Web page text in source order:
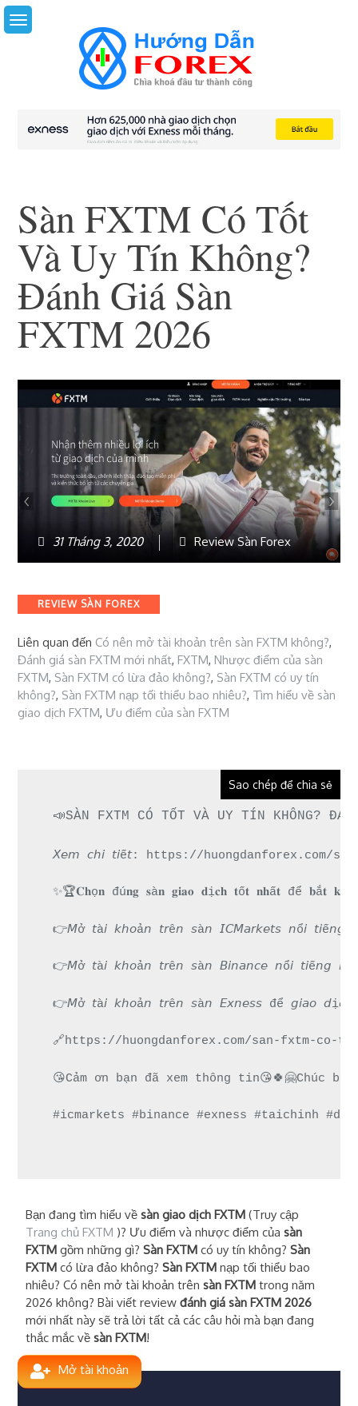
Sàn FXTM Có Tốt
Và Uy Tín Không?
Đánh Giá Sàn
FXTM 2026
31 Tháng 3, 2020 Review Sàn Forex
REVIEW SÀN FOREX
Liên quan đến Có nên mở tài khoản trên sàn FXTM không?,
Đánh giá sàn FXTM mới nhất,FXTM,Nhược điểm của sàn
FXTM, Sàn FXTM có lừa đảo không?, Sàn FXTM có uy tín
không?, Sàn FXTM nạp tối thiểu bao nhiêu?, Tìm hiểu về sàn
giao dịch FXTM, Ưu điểm của sàn FXTM
Sao chép để chia sẻ
📣SÀN FXTM CÓ TỐT VÀ UY TÍN KHÔNG?
𝘟𝘦𝘮 𝘤𝘩𝘪 𝘵𝘪ế𝘵: https://huongdanforex.com/
✨🏆𝐂𝐡ọ𝐧 đú𝐧𝐠 𝐬à𝐧 𝐠𝐢𝐚𝐨 𝐝ị𝐜𝐡 𝐭ố𝐭 𝐧𝐡ấ𝐭 để 𝐛ắ𝐭
👉𝘔ở 𝘵à𝘪 𝘬𝘩𝘰ả𝘯 𝘵𝘳ê𝘯 𝘴à𝘯 𝘐𝘊𝘔𝘢𝘳𝘬𝘦𝘵𝘴 𝘯ổ𝘪
👉𝘔ở 𝘵à𝘪 𝘬𝘩𝘰ả𝘯 𝘵𝘳ê𝘯 𝘴à𝘯 𝘉𝘪𝘯𝘢𝘯𝘤𝘦 𝘯ổ𝘪
👉𝘔ở 𝘵à𝘪 𝘬𝘩𝘰ả𝘯 𝘵𝘳ê𝘯 𝘴à𝘯 𝘌𝘹𝘯𝘦𝘴𝘴 để 𝘨𝘪𝘢𝘰
🔗https://huongdanforex.com/san-fxtm-co-
😘Cảm ơn bạn đã xem thông tin😘🍀🤗Chúc
#icmarkets #binance #exness #taichinh
Bạn đang tìm hiểu vềsàn giao dịch FXTM (Truy cập
Trang chủ FXTM )? Ưu điểm và nhược điểm củasàn
FXTM gồm những gì?Sàn FXTM có uy tín không?Sàn
FXTM có lừa đảo không?Sàn FXTM nạp tối thiểu bao
nhiêu? Có nên mở tài khoản trênsàn FXTM trong năm
2026 không? Bài viết reviewđánh giá sàn FXTM 2026
mới nhất này sẽ trả lời tất cả các câu hỏi mà bạn đang
thắc mắc vềsàn FXTM!
Mở tài khoản